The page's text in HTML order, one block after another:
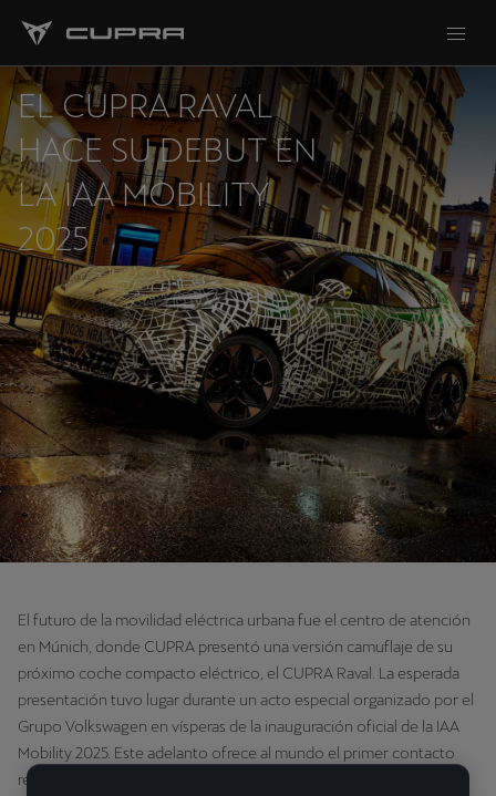
EL CUPRA RAVAL
HACE SU DEBUT EN
LA IAA MOBILITY
2025
El futuro de la movilidad eléctrica urbana fue el centro de atención
en Múnich, donde CUPRA presentó una versión camuflaje de su
próximo coche compacto eléctrico, el CUPRA Raval. La esperada
presentación tuvo lugar durante un acto especial organizado por el
Grupo Volkswagen en vísperas de la inauguración oficial de la IAA
Mobility 2025. Este adelanto ofrece al mundo el primer contacto
real con el coche que está llamado a redefinir la categoría de los